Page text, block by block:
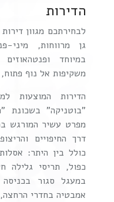
הדירות
גן מרווחות, מיני-
במיוחד
משקיפות אל נוף
הדירות המוצעות
"בוטניקה" בשכונת
מפרט עשיר המורגש
דרך החיפויים
כולל בין היתר:
כפול, תריסי גלילה
במעגל סגור
אמבטיה בחדרי